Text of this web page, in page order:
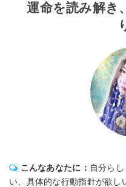
運命を読み解き
こんなあなたに： 自分ら
い、具体的な行動指針が欲し